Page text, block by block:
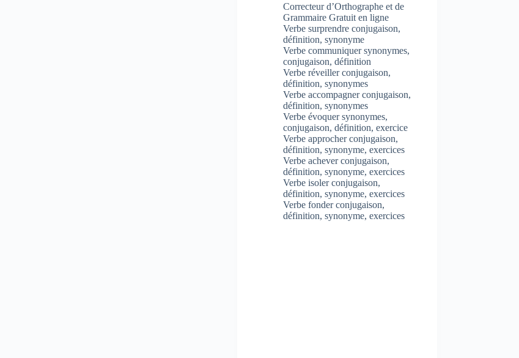
Correcteur d’Orthographe et de
Grammaire Gratuit en ligne
Verbe surprendre conjugaison,
définition, synonyme
Verbe communiquer synonymes,
conjugaison, définition
Verbe réveiller conjugaison,
définition, synonymes
Verbe accompagner conjugaison,
définition, synonymes
Verbe évoquer synonymes,
conjugaison, définition, exercice
Verbe approcher conjugaison,
définition, synonyme, exercices
Verbe achever conjugaison,
définition, synonyme, exercices
Verbe isoler conjugaison,
définition, synonyme, exercices
Verbe fonder conjugaison,
définition, synonyme, exercices